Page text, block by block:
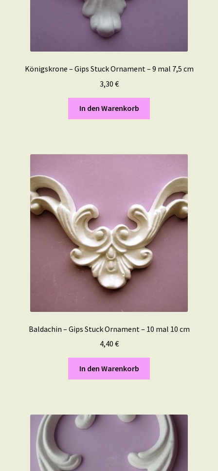
Königskrone – Gips Stuck Ornament – 9 mal 7,5 cm
3,30 €
In den Warenkorb
Baldachin – Gips Stuck Ornament – 10 mal 10 cm
4,40 €
In den Warenkorb